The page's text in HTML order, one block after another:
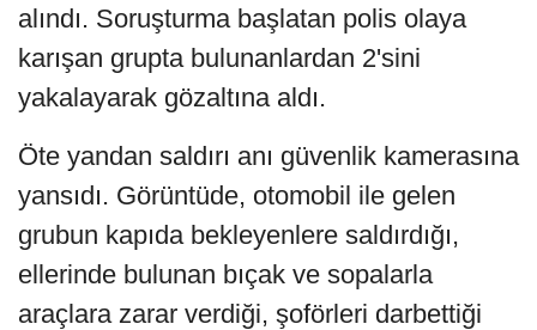
alındı. Soruşturma başlatan polis olaya
karışan grupta bulunanlardan 2'sini
yakalayarak gözaltına aldı.
Öte yandan saldırı anı güvenlik kamerasına
yansıdı. Görüntüde, otomobil ile gelen
grubun kapıda bekleyenlere saldırdığı,
ellerinde bulunan bıçak ve sopalarla
araçlara zarar verdiği, şoförleri darbettiği